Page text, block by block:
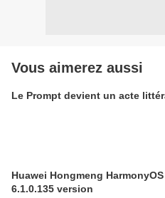
Vous aimerez aussi
Le Prompt devient un acte
Huawei Hongmeng HarmonyOS
6.1.0.135 version